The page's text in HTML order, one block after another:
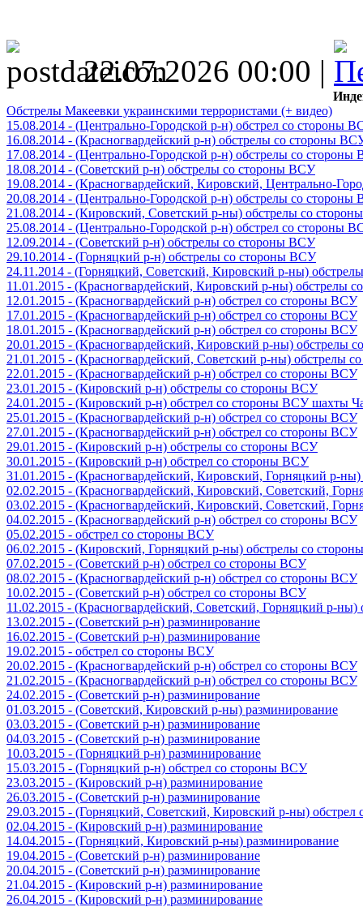
22.07.2026 00:00 |
Обстрелы Макеевки украинскими террористами (+ видео)
15.08.2014 - (Центрально-Городской р-н) обстрел со стороны
16.08.2014 - (Красногвардейский р-н) обстрелы со стороны
17.08.2014 - (Центрально-Городской р-н) обстрелы со стороны
18.08.2014 - (Советский р-н) обстрелы со стороны ВСУ
19.08.2014 - (Красногвардейский, Кировский, Центрально-
20.08.2014 - (Центрально-Городской р-н) обстрелы со стороны
21.08.2014 - (Кировский, Советский р-ны) обстрелы со
25.08.2014 - (Центрально-Городской р-н) обстрел со стороны
12.09.2014 - (Советский р-н) обстрелы со стороны ВСУ
29.10.2014 - (Горняцкий р-н) обстрелы со стороны ВСУ
24.11.2014 - (Горняцкий, Советский, Кировский р-ны)
11.01.2015 - (Красногвардейский, Кировский р-ны) обстрелы
12.01.2015 - (Красногвардейский р-н) обстрел со стороны ВСУ
17.01.2015 - (Красногвардейский р-н) обстрел со стороны ВСУ
18.01.2015 - (Красногвардейский р-н) обстрел со стороны ВСУ
20.01.2015 - (Красногвардейский, Кировский р-ны) обстрелы
21.01.2015 - (Красногвардейский, Советский р-ны) обстрелы
22.01.2015 - (Красногвардейский р-н) обстрел со стороны ВСУ
23.01.2015 - (Кировский р-н) обстрелы со стороны ВСУ
24.01.2015 - (Кировский р-н) обстрел со стороны ВСУ шахты
25.01.2015 - (Красногвардейский р-н) обстрел со стороны ВСУ
27.01.2015 - (Красногвардейский р-н) обстрел со стороны ВСУ
29.01.2015 - (Кировский р-н) обстрелы со стороны ВСУ
30.01.2015 - (Кировский р-н) обстрел со стороны ВСУ
31.01.2015 - (Красногвардейский, Кировский, Горняцкий р-
02.02.2015 - (Красногвардейский, Кировский, Советский,
03.02.2015 - (Красногвардейский, Кировский, Советский,
04.02.2015 - (Красногвардейский р-н) обстрел со стороны ВСУ
05.02.2015 - обстрел со стороны ВСУ
06.02.2015 - (Кировский, Горняцкий р-ны) обстрелы со
07.02.2015 - (Советский р-н) обстрел со стороны ВСУ
08.02.2015 - (Красногвардейский р-н) обстрел со стороны ВСУ
10.02.2015 - (Советский р-н) обстрел со стороны ВСУ
11.02.2015 - (Красногвардейский, Советский, Горняцкий р-
13.02.2015 - (Советский р-н) разминирование
16.02.2015 - (Советский р-н) разминирование
19.02.2015 - обстрел со стороны ВСУ
20.02.2015 - (Красногвардейский р-н) обстрел со стороны ВСУ
21.02.2015 - (Красногвардейский р-н) обстрел со стороны ВСУ
24.02.2015 - (Советский р-н) разминирование
01.03.2015 - (Советский, Кировский р-ны) разминирование
03.03.2015 - (Советский р-н) разминирование
04.03.2015 - (Советский р-н) разминирование
10.03.2015 - (Горняцкий р-н) разминирование
15.03.2015 - (Горняцкий р-н) обстрел со стороны ВСУ
23.03.2015 - (Кировский р-н) разминирование
26.03.2015 - (Советский р-н) разминирование
29.03.2015 - (Горняцкий, Советский, Кировский р-ны)
02.04.2015 - (Кировский р-н) разминирование
14.04.2015 - (Горняцкий, Кировский р-ны) разминирование
19.04.2015 - (Советский р-н) разминирование
20.04.2015 - (Советский р-н) разминирование
21.04.2015 - (Кировский р-н) разминирование
26.04.2015 - (Кировский р-н) разминирование